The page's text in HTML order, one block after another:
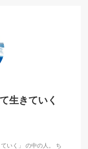
生きていく
いく」 の中の人。 ち